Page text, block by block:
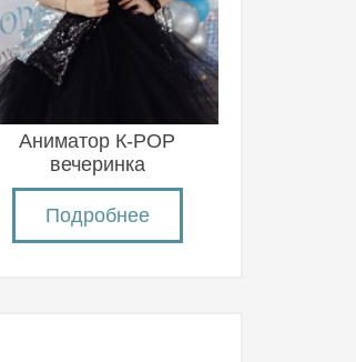
Аниматор К-POP
вечеринка
Подробнее